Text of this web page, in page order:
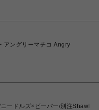
アングリーマチコ Angry
ードルズ×ビーバー/別注Shawl